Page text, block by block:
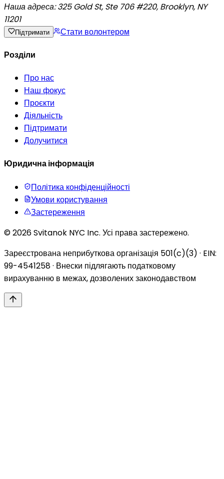
Наша адреса: 325 Gold St, Ste 706 #220, Brooklyn, NY
11201
Підтримати Стати волонтером
Розділи
Про нас
Наш фокус
Проєкти
Діяльність
Підтримати
Долучитися
Юридична інформація
Політика конфіденційності
Умови користування
Застереження
© 2026 Svitanok NYC Inc. Усі права застережено.
Зареєстрована неприбуткова організація 501(c)(3) · EIN:
99-4541258 · Внески підлягають податковому
вирахуванню в межах, дозволених законодавством